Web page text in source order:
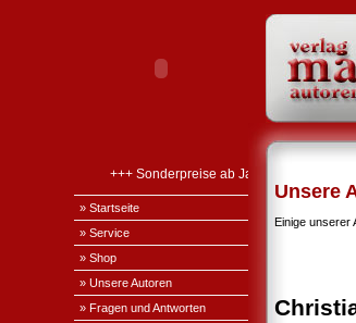
+++ Sonderpreise ab Januar 2026 +++
» Startseite
» Service
» Shop
» Unsere Autoren
» Fragen und Antworten
Unsere
Einige unserer